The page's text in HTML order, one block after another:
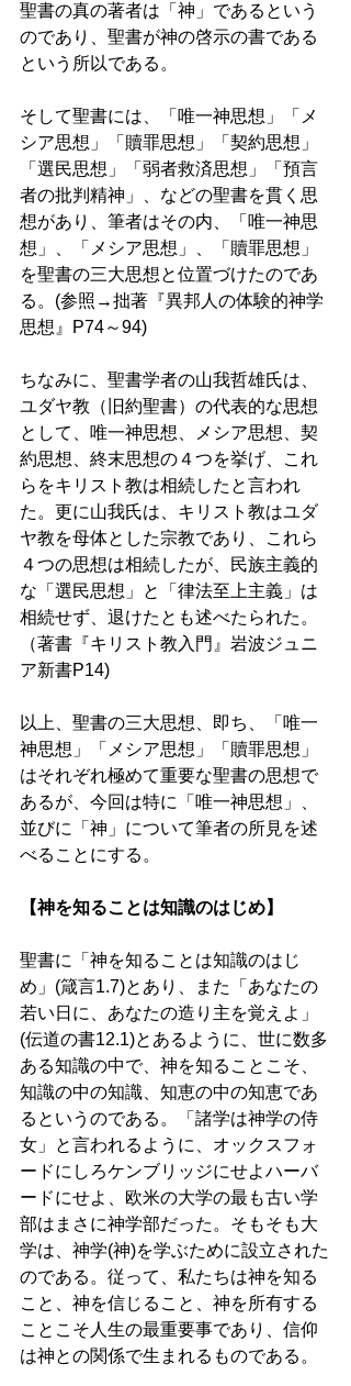
聖書の真の著者は「神」であるという
のであり、聖書が神の啓示の書である
という所以である。
そして聖書には、「唯一神思想」「メ
シア思想」「贖罪思想」「契約思想」
「選民思想」「弱者救済思想」「預言
者の批判精神」、などの聖書を貫く思
想があり、筆者はその内、「唯一神思
想」、「メシア思想」、「贖罪思想」
を聖書の三大思想と位置づけたのであ
る。(参照→拙著『異邦人の体験的神学
思想』P74～94)
ちなみに、聖書学者の山我哲雄氏は、
ユダヤ教（旧約聖書）の代表的な思想
として、唯一神思想、メシア思想、契
約思想、終末思想の４つを挙げ、これ
らをキリスト教は相続したと言われ
た。更に山我氏は、キリスト教はユダ
ヤ教を母体とした宗教であり、これら
４つの思想は相続したが、民族主義的
な「選民思想」と「律法至上主義」は
相続せず、退けたとも述べたられた。
（著書『キリスト教入門』岩波ジュニ
ア新書P14)
以上、聖書の三大思想、即ち、「唯一
神思想」「メシア思想」「贖罪思想」
はそれぞれ極めて重要な聖書の思想で
あるが、今回は特に「唯一神思想」、
並びに「神」について筆者の所見を述
べることにする。
【神を知ることは知識のはじめ】
聖書に「神を知ることは知識のはじ
め」(箴言1.7)とあり、また「あなたの
若い日に、あなたの造り主を覚えよ」
(伝道の書12.1)とあるように、世に数多
ある知識の中で、神を知ることこそ、
知識の中の知識、知恵の中の知恵であ
るというのである。「諸学は神学の侍
女」と言われるように、オックスフォ
ードにしろケンブリッジにせよハーバ
ードにせよ、欧米の大学の最も古い学
部はまさに神学部だった。そもそも大
学は、神学(神)を学ぶために設立された
のである。従って、私たちは神を知る
こと、神を信じること、神を所有する
ことこそ人生の最重要事であり、信仰
は神との関係で生まれるものである。